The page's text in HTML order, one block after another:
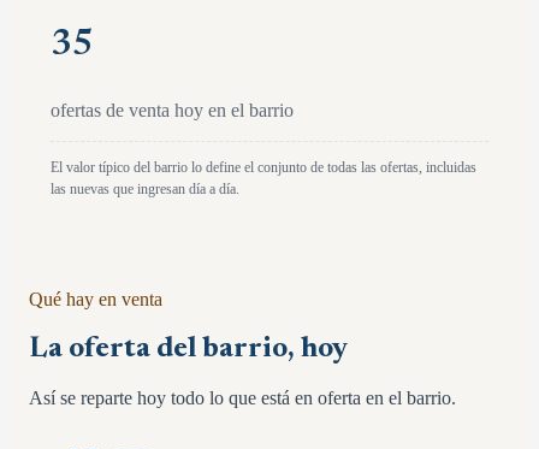
35
ofertas de venta hoy en el barrio
El valor típico del barrio lo define el conjunto de todas las ofertas, incluidas
las nuevas que ingresan día a día.
Qué hay en venta
La oferta del barrio, hoy
Así se reparte hoy todo lo que está en oferta en el barrio.